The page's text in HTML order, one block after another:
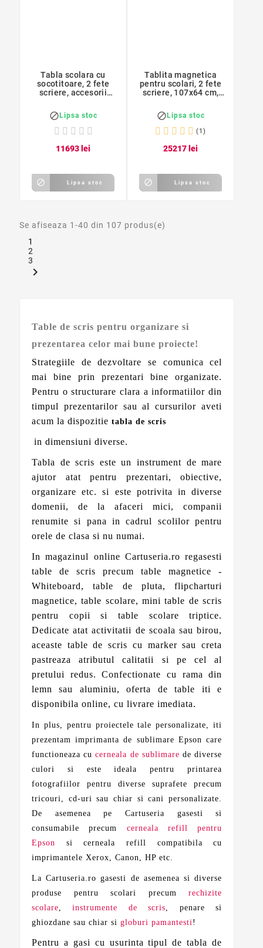
Tabla scolara cu
socotitoare, 2 fete
scriere, accesorii
Lipsa stoc
11693 lei
 Lipsa stoc
Tablita magnetica
pentru scolari, 2 fete
scriere, 107x64 cm,
Lipsa stoc
(1)
25217 lei
 Lipsa stoc
Se afiseaza 1-40 din 107 produs(e)
1
2
3

Table de scris pentru organizare si
prezentarea celor mai bune proiecte!
Strategiile de dezvoltare se comunica cel
mai bine prin prezentari bine organizate.
Pentru o structurare clara a informatiilor din
timpul prezentarilor sau al cursurilor aveti
acum la dispozitie tabla de scris
in dimensiuni diverse.
Tabla de scris este un instrument de mare
ajutor atat pentru prezentari, obiective,
organizare etc. si este potrivita in diverse
domenii, de la afaceri mici, companii
renumite si pana in cadrul scolilor pentru
orele de clasa si nu numai.
In magazinul online Cartuseria.ro regasesti
table de scris precum table magnetice -
Whiteboard, table de pluta, flipcharturi
magnetice, table scolare, mini table de scris
pentru copii si table scolare triptice.
Dedicate atat activitatii de scoala sau birou,
aceaste table de scris cu marker sau creta
pastreaza atributul calitatii si pe cel al
pretului redus. Confectionate cu rama din
lemn sau aluminiu, oferta de table iti e
disponibila online, cu livrare imediata.
In plus, pentru proiectele tale personalizate, iti
prezentam imprimanta de sublimare Epson care
functioneaza cucerneala de sublimare de diverse
culori si este ideala pentru printarea
fotografiilor pentru diverse suprafete precum
tricouri, cd-uri sau chiar si cani personalizate.
De asemenea pe Cartuseria gasesti si
consumabile precum cerneala refill pentru
Epson
si cerneala refill compatibila cu
imprimantele Xerox, Canon, HP etc.
La Cartuseria.ro gasesti de asemenea si diverse
produse pentru scolari precumrechizite
scolare ,instrumente de scris , penare si
ghiozdane sau chiar si globuri pamantesti !
Pentru a gasi cu usurinta tipul de tabla de